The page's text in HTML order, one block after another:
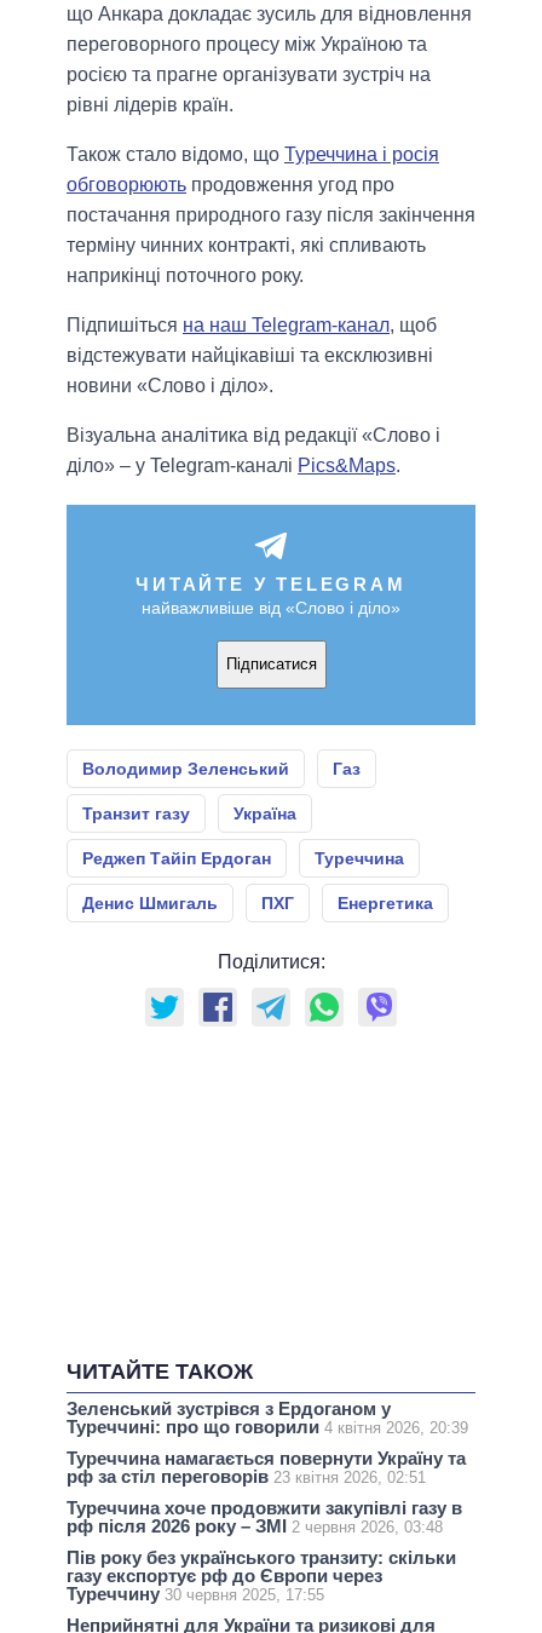
що Анкара докладає зусиль для відновлення
переговорного процесу між Україною та
росією та прагне організувати зустріч на
рівні лідерів країн.
Також стало відомо, що Туреччина і росія
обговорюють продовження угод про
постачання природного газу після закінчення
терміну чинних контракті, які спливають
наприкінці поточного року.
Підпишіться на наш Telegram-канал, щоб
відстежувати найцікавіші та ексклюзивні
новини «Слово і діло».
Візуальна аналітика від редакції «Слово і
діло» – у Telegram-каналі Pics&Maps.
ЧИТАЙТЕ У TELEGRAM
найважливіше від «Слово і діло»
Підписатися
Володимир Зеленський Газ
Транзит газу Україна
Реджеп Тайіп Ердоган Туреччина
Денис Шмигаль ПХГ Енергетика
Поділитися:
ЧИТАЙТЕ ТАКОЖ
Зеленський зустрівся з Ердоганом у
Туреччині: про що говорили 4 квітня 2026, 20:39
Туреччина намагається повернути Україну та
рф за стіл переговорів 23 квітня 2026, 02:51
Туреччина хоче продовжити закупівлі газу в
рф після 2026 року – ЗМІ 2 червня 2026, 03:48
Пів року без українського транзиту: скільки
газу експортує рф до Європи через
Туреччину 30 червня 2025, 17:55
Неприйнятні для України та ризикові для